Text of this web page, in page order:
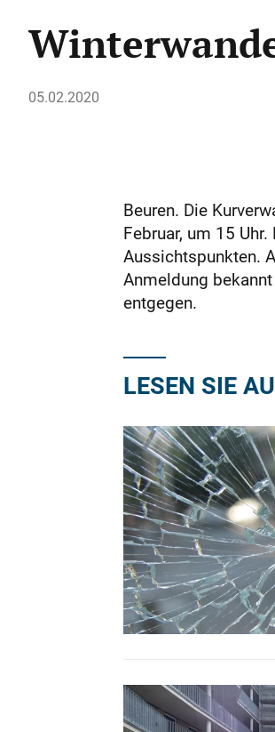
05.02.2020
Beuren. Die
Februar, um 15
Aussichtspunkten.
Anmeldung
entgegen.
LESEN SIE